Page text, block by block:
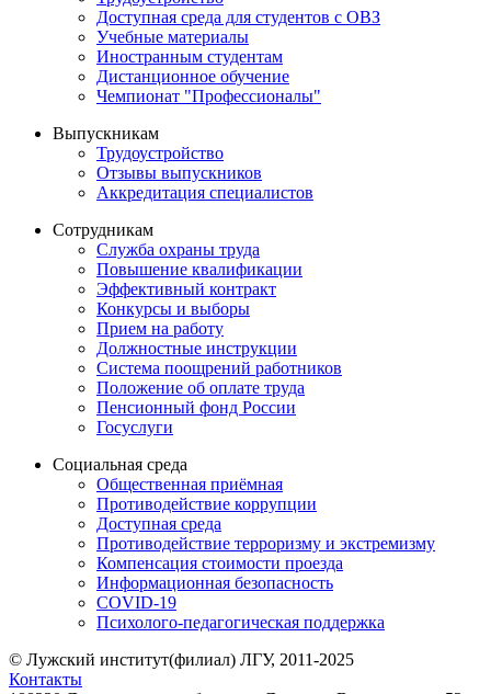
Доступная среда для студентов с ОВЗ
Учебные материалы
Иностранным студентам
Дистанционное обучение
Чемпионат "Профессионалы"
Выпускникам
Трудоустройство
Отзывы выпускников
Аккредитация специалистов
Сотрудникам
Служба охраны труда
Повышение квалификации
Эффективный контракт
Конкурсы и выборы
Прием на работу
Должностные инструкции
Система поощрений работников
Положение об оплате труда
Пенсионный фонд России
Госуслуги
Социальная среда
Общественная приёмная
Противодействие коррупции
Доступная среда
Противодействие терроризму и экстремизму
Компенсация стоимости проезда
Информационная безопасность
COVID-19
Психолого-педагогическая поддержка
© Лужский институт(филиал) ЛГУ, 2011-2025
Контакты